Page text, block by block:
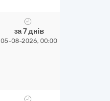
за 7 днів
05-08-2026, 00:00